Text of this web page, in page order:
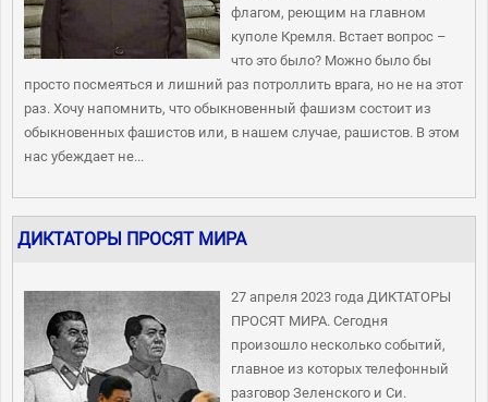
флагом, реющим на главном
куполе Кремля. Встает вопрос –
что это было? Можно было бы
просто посмеяться и лишний раз потроллить врага, но не на этот
раз. Хочу напомнить, что обыкновенный фашизм состоит из
обыкновенных фашистов или, в нашем случае, рашистов. В этом
нас убеждает не...
ДИКТАТОРЫ ПРОСЯТ МИРА
27 апреля 2023 года ДИКТАТОРЫ
ПРОСЯТ МИРА. Сегодня
произошло несколько событий,
главное из которых телефонный
разговор Зеленского и Си.